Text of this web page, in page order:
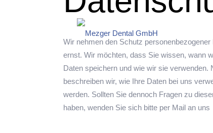
Wir nehmen den Schutz personenbezogener
ernst. Wir möchten, dass Sie wissen, wann
Daten speichern und wie wir sie verwenden.
beschreiben wir, wie Ihre Daten bei uns
werden. Sollten Sie dennoch Fragen zu
haben, wenden Sie sich bitte per Mail an uns